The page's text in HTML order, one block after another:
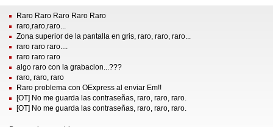
Raro Raro Raro Raro Raro
raro,raro,raro...
Zona superior de la pantalla en gris, raro, raro, raro...
raro raro raro....
raro raro raro
algo raro con la grabacion...???
raro, raro, raro
Raro problema con OExpress al enviar Em!!
[OT] No me guarda las contraseñas, raro, raro, raro.
[OT] No me guarda las contraseñas, raro, raro, raro.